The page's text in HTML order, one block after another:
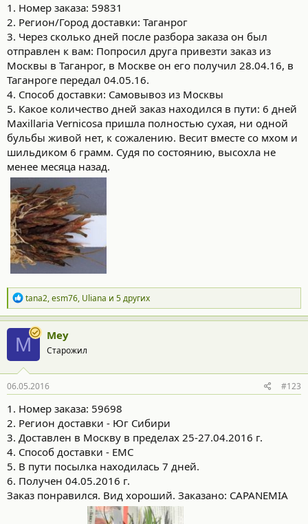
1. Номер заказа: 59831
2. Регион/Город доставки: Таганрог
3. Через сколько дней после разбора заказа он был
отправлен к вам: Попросил друга привезти заказ из
Москвы в Таганрог, в Москве он его получил 28.04.16, в
Таганроге передал 04.05.16.
4. Способ доставки: Самовывоз из Москвы
5. Какое количество дней заказ находился в пути: 6 дней
Maxillaria Vernicosa пришла полностью сухая, ни одной
бульбы живой нет, к сожалению. Весит вместе со мхом и
шильдиком 6 грамм. Судя по состоянию, высохла не
менее месяца назад.
Р
е
а
к
ц
и
и
:
tana2,esm76, Uliana и 5 других
M Mey
Старожил
06.05.2016 #123
1. Номер заказа: 59698
2. Регион доставки - Юг Сибири
3. Доставлен в Москву в пределах 25-27.04.2016 г.
4. Способ доставки - ЕМС
5. В пути посылка находилась 7 дней.
6. Получен 04.05.2016 г.
Заказ понравился. Вид хороший. Заказано: CAPANEMIA